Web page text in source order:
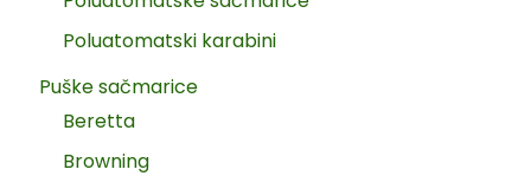
Poluatomatski karabini
Puške sačmarice
Beretta
Browning